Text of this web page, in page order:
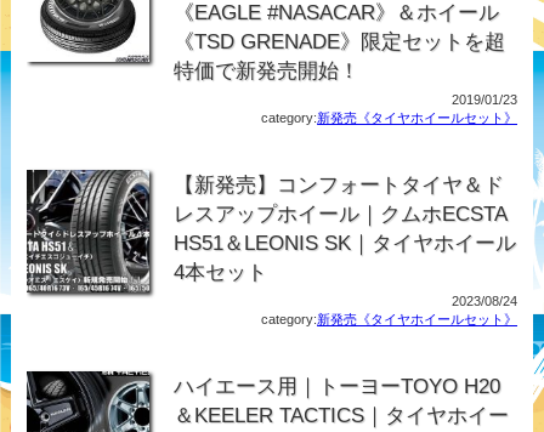
《EAGLE #NASACAR》＆ホイール
《TSD GRENADE》限定セットを超
特価で新発売開始！
2019/01/23
category:新発売《タイヤホイールセット》
【新発売】コンフォートタイヤ＆ド
レスアップホイール｜クムホECSTA
HS51＆LEONIS SK｜タイヤホイール
4本セット
2023/08/24
category:新発売《タイヤホイールセット》
ハイエース用｜トーヨーTOYO H20
＆KEELER TACTICS｜タイヤホイー